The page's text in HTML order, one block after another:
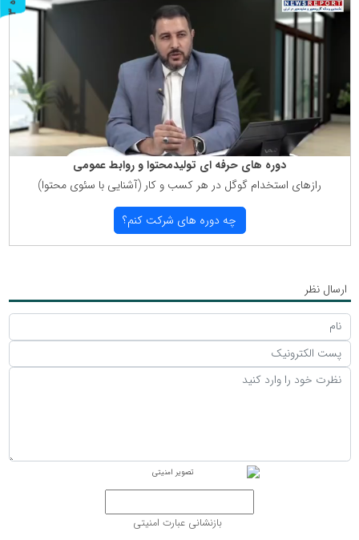
دوره های حرفه ای تولیدمحتوا و روابط عمومی
رازهای استخدام گوگل در هر كسب و كار (آشنایی با سئوی محتوا)
چه دوره های شركت كنم؟
ارسال نظر
بازنشانی عبارت امنیتی
ر
و
ن
د
ه